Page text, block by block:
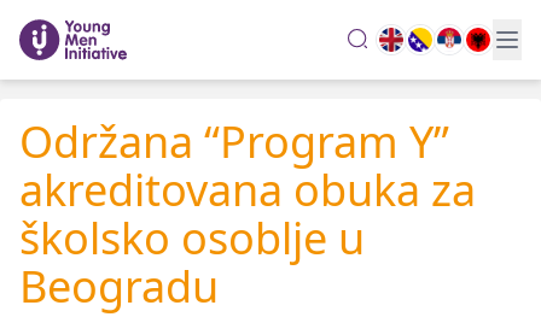
search
Održana “Program Y”
akreditovana obuka za
školsko osoblje u
Beogradu